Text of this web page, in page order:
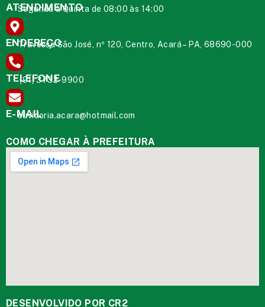
ATENDIMENTO
Segunda à Quinta de 08:00 às 14:00
ENDEREÇO
Travessa São José, nº 120, Centro, Acará – PA, 68690-000
TELEFONE
(91) 3732-9900
E-MAIL
ouvidoria.acara@hotmail.com
COMO CHEGAR À PREFEITURA
DESENVOLVIDO POR CR2